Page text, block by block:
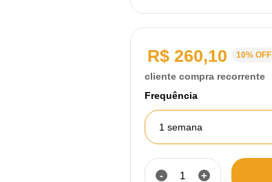
R$ 260,10 10% OFF
cliente compra recorrente
Frequência
1 semana
- +